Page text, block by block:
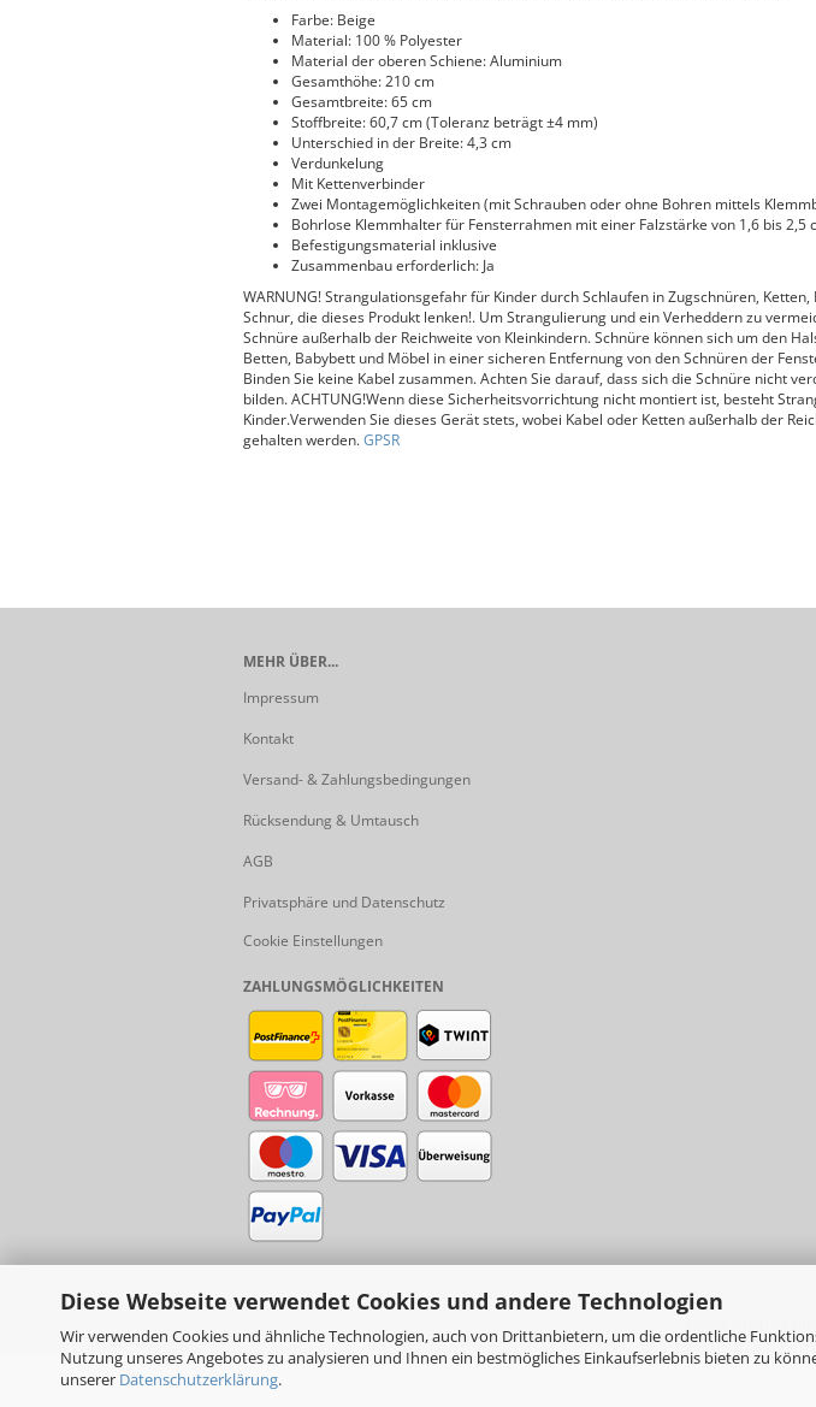
Diese Webseite verwendet Cookies und andere Technologien
Wir verwenden Cookies und ähnliche Technologien, auch von Drittanbietern, um die ordentliche
Nutzung unseres Angebotes zu analysieren und Ihnen ein bestmögliches Einkaufserlebnis bieten zu
unserer Datenschutzerklärung.
Farbe: Beige
Material: 100 % Polyester
Material der oberen Schiene: Aluminium
Gesamthöhe: 210 cm
Gesamtbreite: 65 cm
Stoffbreite: 60,7 cm (Toleranz beträgt ±4 mm)
Unterschied in der Breite: 4,3 cm
Verdunkelung
Mit Kettenverbinder
Zwei Montagemöglichkeiten (mit Schrauben oder ohne Bohren mittels
Bohrlose Klemmhalter für Fensterrahmen mit einer Falzstärke von 1,6 bis 2,5
Befestigungsmaterial inklusive
Zusammenbau erforderlich: Ja
WARNUNG! Strangulationsgefahr für Kinder durch Schlaufen in Zugschnüren,
Schnur, die dieses Produkt lenken!. Um Strangulierung und ein Verheddern zu
Schnüre außerhalb der Reichweite von Kleinkindern. Schnüre können sich um den
Betten, Babybett und Möbel in einer sicheren Entfernung von den Schnüren der
Binden Sie keine Kabel zusammen. Achten Sie darauf, dass sich die Schnüre nicht
bilden. ACHTUNG!Wenn diese Sicherheitsvorrichtung nicht montiert ist, besteht
Kinder.Verwenden Sie dieses Gerät stets, wobei Kabel oder Ketten außerhalb der
gehalten werden.GPSR
MEHR ÜBER...
Impressum
Kontakt
Versand- & Zahlungsbedingungen
Rücksendung & Umtausch
AGB
Privatsphäre und Datenschutz
Cookie Einstellungen
ZAHLUNGSMÖGLICHKEITEN